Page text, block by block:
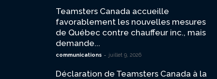
Teamsters Canada accueille
favorablement les nouvelles mesures
de Québec contre chauffeur inc., mais
demande...
communications - juillet 9, 2026
Déclaration de Teamsters Canada à la